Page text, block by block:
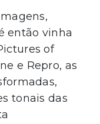
então vinha
of
e Repro, as
tonais das